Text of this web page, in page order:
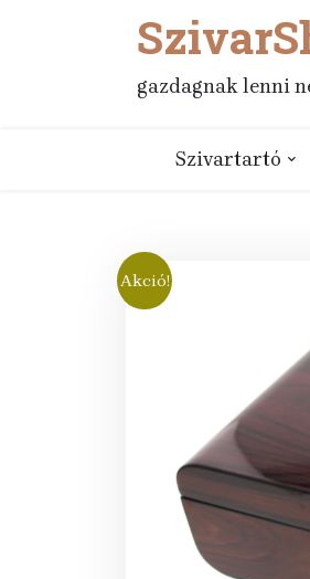
gazdagnak lenni
Szivartartó
Akció!